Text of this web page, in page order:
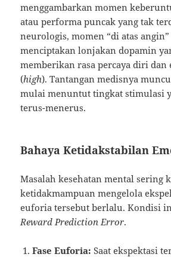
menggambarkan momen
atau performa puncak yang tak
neurologis, momen “di atas
menciptakan lonjakan dopamin
memberikan rasa percaya diri dan
(high). Tantangan medisnya
mulai menuntut tingkat stimulasi
terus-menerus.
Bahaya Ketidakstabilan
Masalah kesehatan mental sering
ketidakmampuan mengelola
euforia tersebut berlalu. Kondisi
Reward Prediction Error.
Fase Euforia: Saat ekspektasi